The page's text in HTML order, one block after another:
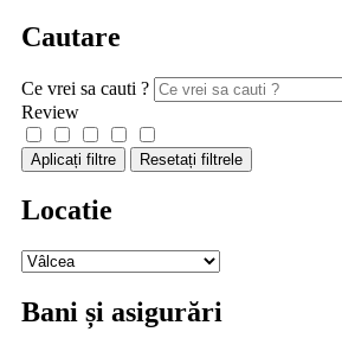
Cautare
Ce vrei sa cauti ?
Review
Aplicați filtre Resetați filtrele
Locatie
Bani și asigurări